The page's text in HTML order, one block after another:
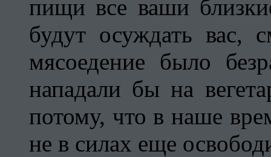
пищи все ваши
будут осуждать вас,
мясоедение было
нападали бы на
потому, что в наше
не в силах еще